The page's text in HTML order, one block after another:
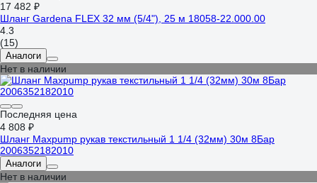
17 482 ₽
Шланг Gardena FLEX 32 мм (5/4"), 25 м 18058-22.000.00
4.3
(15)
Аналоги
Нет в наличии
Последняя цена
4 808 ₽
Шланг Maxpump рукав текстильный 1 1/4 (32мм) 30м 8Бар
2006352182010
Аналоги
Нет в наличии